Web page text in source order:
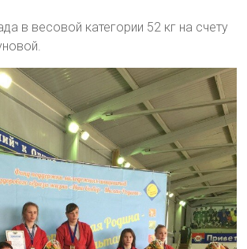
в весовой категории 52 кг на счету